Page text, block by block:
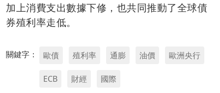
加上消費支出數據下修，也共同推動了全球債
券殖利率走低。
關鍵字： 歐債 殖利率 通膨 油價 歐洲央行
ECB 財經 國際